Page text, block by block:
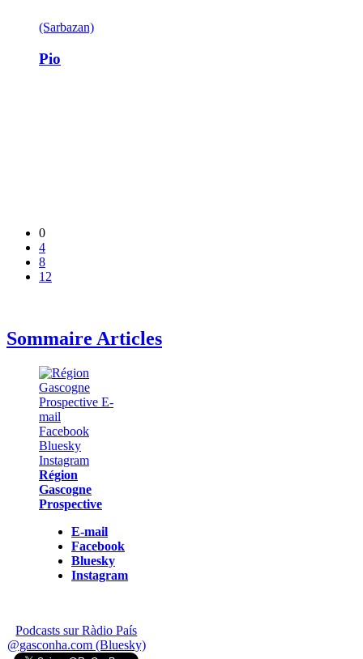
(Sarbazan)
Pio
0
4
8
12
Sommaire Articles
Région
Gascogne
Prospective
E-mail
Facebook
Bluesky
Instagram
Podcasts sur Ràdio País
@gasconha.com (Bluesky)